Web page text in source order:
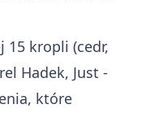
15 kropli (cedr,
Hadek, Just -
które